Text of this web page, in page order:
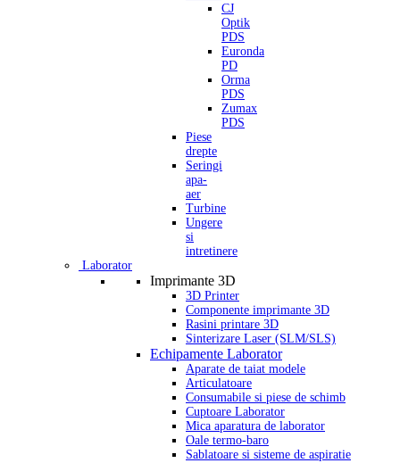
CJ
Optik
PDS
Euronda
PD
Orma
PDS
Zumax
PDS
Piese
drepte
Seringi
apa-
aer
Turbine
Ungere
si
intretinere
Laborator
Imprimante 3D
3D Printer
Componente imprimante 3D
Rasini printare 3D
Sinterizare Laser (SLM/SLS)
Echipamente Laborator
Aparate de taiat modele
Articulatoare
Consumabile si piese de schimb
Cuptoare Laborator
Mica aparatura de laborator
Oale termo-baro
Sablatoare si sisteme de aspiratie